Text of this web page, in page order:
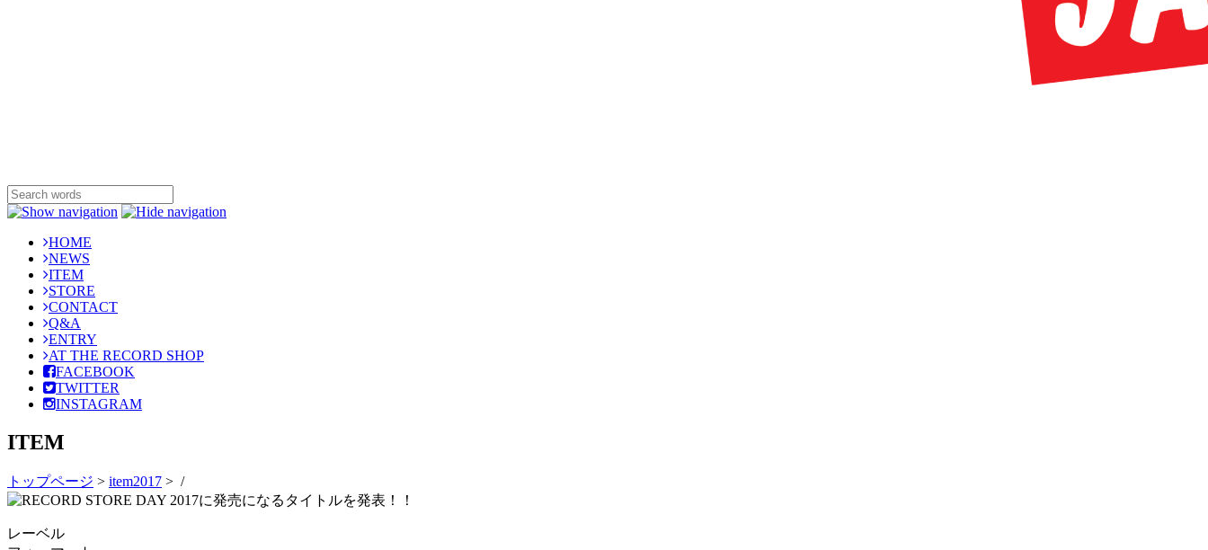
HOME
NEWS
ITEM
STORE
CONTACT
Q&A
ENTRY
AT THE RECORD SHOP
FACEBOOK
TWITTER
INSTAGRAM
ITEM
トップページ > item2017 > /
レーベル